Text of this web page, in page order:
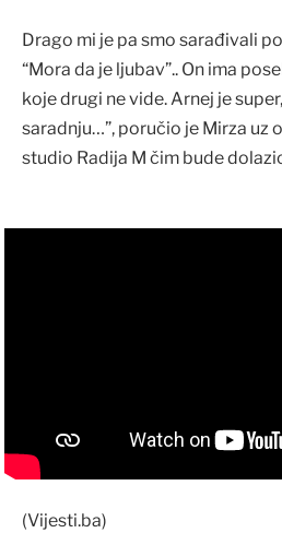
Drago mi je pa smo sarađivali
“Mora da je ljubav”.. On ima
koje drugi ne vide. Arnej je
saradnju…”, poručio je Mirza uz
studio Radija M čim bude
(Vijesti.ba)